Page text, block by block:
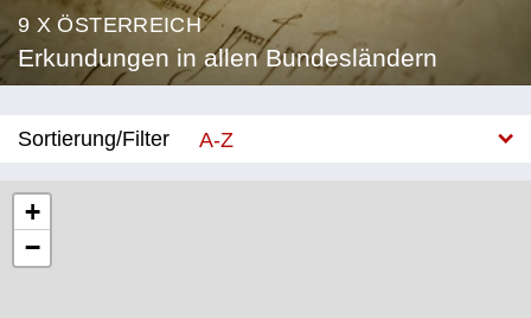
9 X ÖSTERREICH
Erkundungen in allen Bundesländern
Sortierung/Filter
A-Z
+
−